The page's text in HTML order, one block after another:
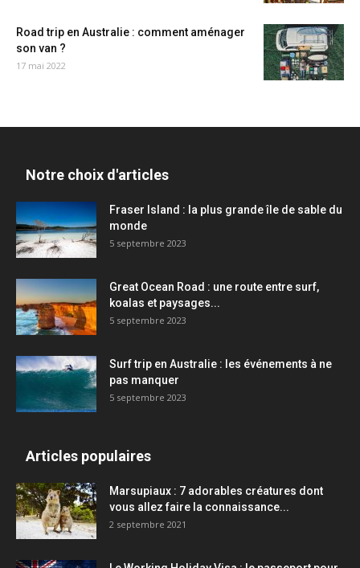
Road trip en Australie : comment aménager
son van ?
17 mai 2022
Notre choix d'articles
Fraser Island : la plus grande île de sable du
monde
5 septembre 2023
Great Ocean Road : une route entre surf,
koalas et paysages...
5 septembre 2023
Surf trip en Australie : les événements à ne
pas manquer
5 septembre 2023
Articles populaires
Marsupiaux : 7 adorables créatures dont
vous allez faire la connaissance...
2 septembre 2021